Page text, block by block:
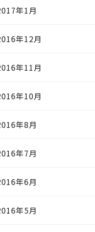
年1月
年12月
年11月
年10月
年8月
年7月
年6月
年5月